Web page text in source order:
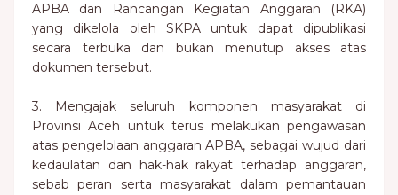
APBA dan Rancangan Kegiatan Anggaran (RKA)
yang dikelola oleh SKPA untuk dapat dipublikasi
secara terbuka dan bukan menutup akses atas
dokumen tersebut.
3. Mengajak seluruh komponen masyarakat di
Provinsi Aceh untuk terus melakukan pengawasan
atas pengelolaan anggaran APBA, sebagai wujud dari
kedaulatan dan hak-hak rakyat terhadap anggaran,
sebab peran serta masyarakat dalam pemantauan